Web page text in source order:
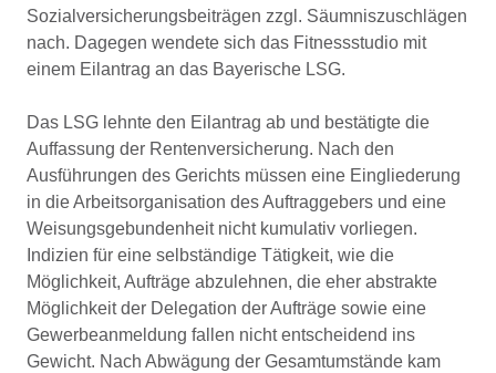
Sozialversicherungsbeiträgen zzgl. Säumniszuschlägen
nach. Dagegen wendete sich das Fitnessstudio mit
einem Eilantrag an das Bayerische LSG.
Das LSG lehnte den Eilantrag ab und bestätigte die
Auffassung der Rentenversicherung. Nach den
Ausführungen des Gerichts müssen eine Eingliederung
in die Arbeitsorganisation des Auftraggebers und eine
Weisungsgebundenheit nicht kumulativ vorliegen.
Indizien für eine selbständige Tätigkeit, wie die
Möglichkeit, Aufträge abzulehnen, die eher abstrakte
Möglichkeit der Delegation der Aufträge sowie eine
Gewerbeanmeldung fallen nicht entscheidend ins
Gewicht. Nach Abwägung der Gesamtumstände kam